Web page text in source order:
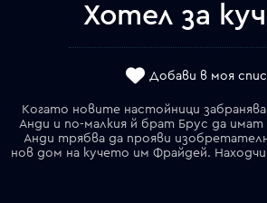
Хотел за
Добави в моя
Когато новите настойници
Анди и по-малкия й брат Брус да
Анди трябва да прояви